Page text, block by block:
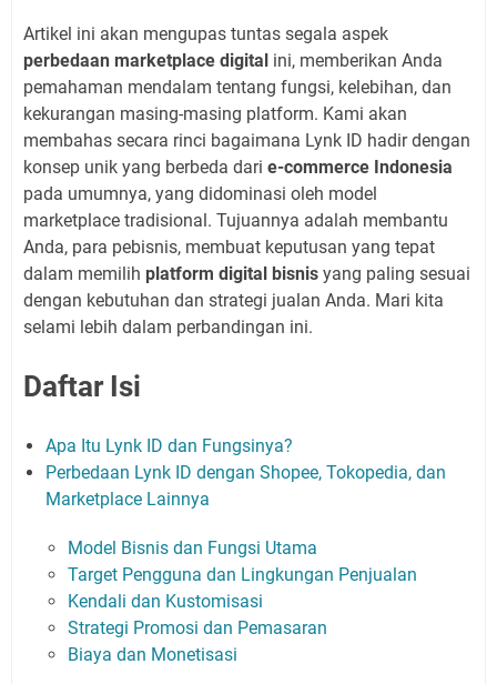
Artikel ini akan mengupas tuntas segala aspek
perbedaan marketplace digital ini, memberikan Anda
pemahaman mendalam tentang fungsi, kelebihan, dan
kekurangan masing-masing platform. Kami akan
membahas secara rinci bagaimana Lynk ID hadir dengan
konsep unik yang berbeda dari e-commerce Indonesia
pada umumnya, yang didominasi oleh model
marketplace tradisional. Tujuannya adalah membantu
Anda, para pebisnis, membuat keputusan yang tepat
dalam memilih platform digital bisnis yang paling sesuai
dengan kebutuhan dan strategi jualan Anda. Mari kita
selami lebih dalam perbandingan ini.
Daftar Isi
Apa Itu Lynk ID dan Fungsinya?
Perbedaan Lynk ID dengan Shopee, Tokopedia, dan
Marketplace Lainnya
Model Bisnis dan Fungsi Utama
Target Pengguna dan Lingkungan Penjualan
Kendali dan Kustomisasi
Strategi Promosi dan Pemasaran
Biaya dan Monetisasi